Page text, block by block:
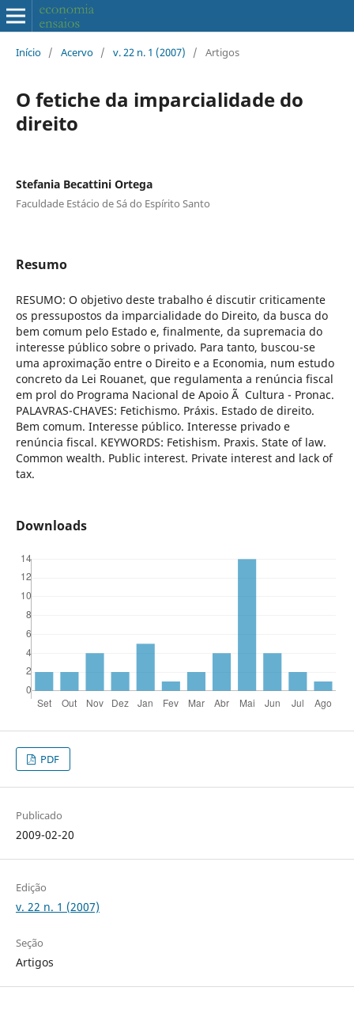
Início / Acervo / v. 22 n. 1 (2007) / Artigos
O fetiche da imparcialidade do
direito
Stefania Becattini Ortega
Faculdade Estácio de Sá do Espírito Santo
Resumo
RESUMO: O objetivo deste trabalho é discutir criticamente
os pressupostos da imparcialidade do Direito, da busca do
bem comum pelo Estado e, finalmente, da supremacia do
interesse público sobre o privado. Para tanto, buscou-se
uma aproximação entre o Direito e a Economia, num estudo
concreto da Lei Rouanet, que regulamenta a renúncia fiscal
em prol do Programa Nacional de Apoio Ã Cultura - Pronac.
PALAVRAS-CHAVES: Fetichismo. Práxis. Estado de direito.
Bem comum. Interesse público. Interesse privado e
renúncia fiscal. KEYWORDS: Fetishism. Praxis. State of law.
Common wealth. Public interest. Private interest and lack of
tax.
Downloads
PDF
Publicado
2009-02-20
Edição
v. 22 n. 1 (2007)
Seção
Artigos